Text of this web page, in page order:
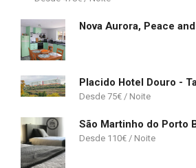
Nova Aurora, Peace
Placido Hotel Douro -
75€
110€